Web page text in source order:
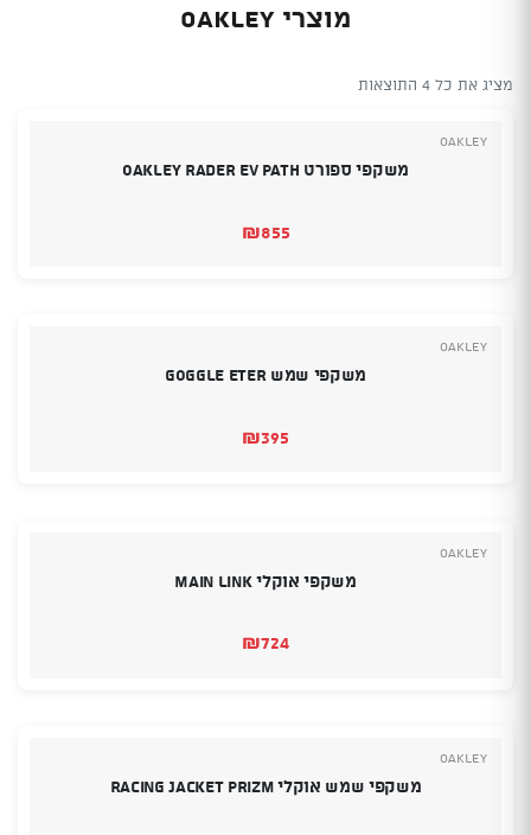
מוצרי Oakley
מציג את כל 4 התוצאות
Oakley
משקפי ספורט OAKLEY RADER EV PATH
₪855
Oakley
משקפי שמש GOGGLE ETER
₪395
Oakley
משקפי אוקלי Main Link
₪724
Oakley
משקפי שמש אוקלי Racing Jacket Prizm